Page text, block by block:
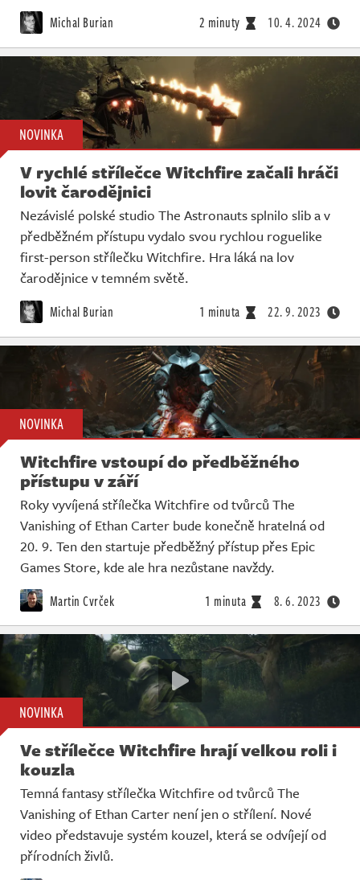
Michal Burian 2 minuty 10. 4. 2024
NOVINKA
V rychlé střílečce Witchfire začali hráči
lovit čarodějnici
Nezávislé polské studio The Astronauts splnilo slib a v
předběžném přístupu vydalo svou rychlou roguelike
first-person střílečku Witchfire. Hra láká na lov
čarodějnice v temném světě.
Michal Burian 1 minuta 22. 9. 2023
NOVINKA
Witchfire vstoupí do předběžného
přístupu v září
Roky vyvíjená střílečka Witchfire od tvůrců The
Vanishing of Ethan Carter bude konečně hratelná od
20. 9. Ten den startuje předběžný přístup přes Epic
Games Store, kde ale hra nezůstane navždy.
Martin Cvrček 1 minuta 8. 6. 2023
NOVINKA
Ve střílečce Witchfire hrají velkou roli i
kouzla
Temná fantasy střílečka Witchfire od tvůrců The
Vanishing of Ethan Carter není jen o střílení. Nové
video představuje systém kouzel, která se odvíjejí od
přírodních živlů.